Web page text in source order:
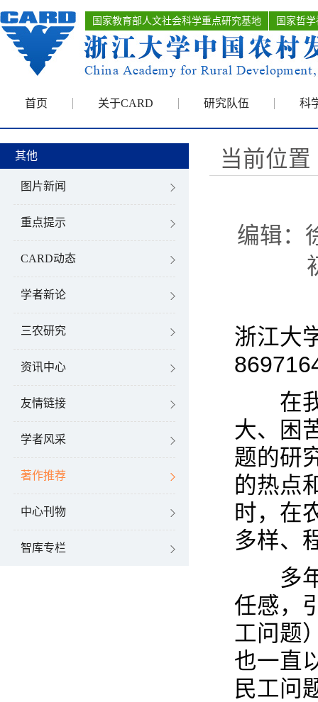
国家教育部人文社会科学重点研究基地 国家哲
首页 关于CARD 研究队伍 科
其他
图片新闻
重点提示
CARD动态
学者新论
三农研究
资讯中心
友情链接
学者风采
著作推荐
中心刊物
智库专栏
当前位置
编辑：
浙江大
在我
大、困
题的研
的热点
时，在
多样、
多年
任感，
工问题
也一直
民工问